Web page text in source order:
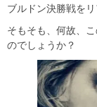
ブルドン決勝戦を
そもそも、何故、
のでしょうか？